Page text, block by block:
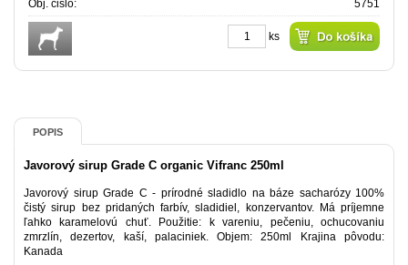
Obj. čislo:
5751
ks
POPIS
Javorový sirup Grade C organic Vifranc 250ml
Javorový sirup Grade C - prírodné sladidlo na báze sacharózy 100%
čistý sirup bez pridaných farbív, sladidiel, konzervantov. Má príjemne
ľahko karamelovú chuť. Použitie: k vareniu, pečeniu, ochucovaniu
zmrzlín, dezertov, kaší, palaciniek. Objem: 250ml Krajina pôvodu:
Kanada